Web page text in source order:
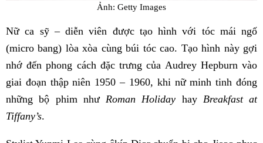
Ảnh: Getty Images
Nữ ca sỹ – diễn viên được tạo hình với tóc mái ngố
(micro bang) lòa xòa cùng búi tóc cao. Tạo hình này gợi
nhớ đến phong cách đặc trưng của Audrey Hepburn vào
giai đoạn thập niên 1950 – 1960, khi nữ minh tinh đóng
những bộ phim như Roman Holiday hayBreakfast at
Tiffany’s.